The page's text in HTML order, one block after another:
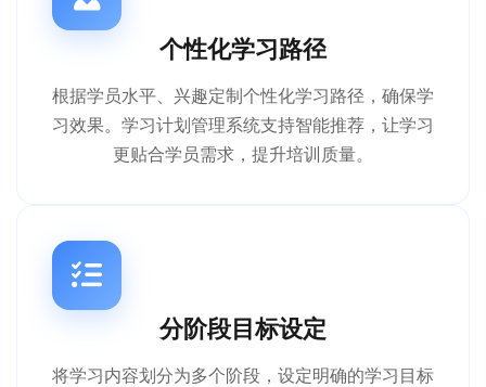
个性化学习路径
根据学员水平、兴趣定制个性化学习路径，确保学
习效果。学习计划管理系统支持智能推荐，让学习
更贴合学员需求，提升培训质量。
分阶段目标设定
将学习内容划分为多个阶段，设定明确的学习目标